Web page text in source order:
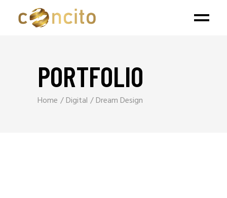
PORTFOLIO
Home Digital Dream Design